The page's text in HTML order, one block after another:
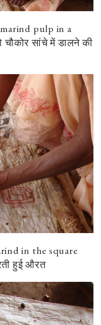
pulp in a
सांचे में डालने की
in the square
हुई औरत